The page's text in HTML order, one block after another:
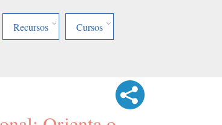
Recursos Cursos